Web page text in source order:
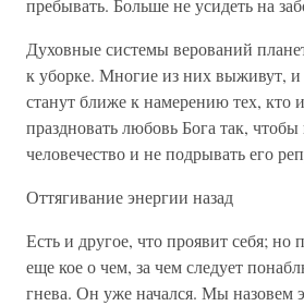
пребывать. Больше не усидеть на
Духовные системы верований
к уборке. Многие из них выживут, и
станут ближе к намерению тех, кто
праздновать любовь Бога так, чтобы
человечество и не подрывать его
Оттягивание энергии назад
Есть и другое, что проявит себя; но
еще кое о чем, за чем следует
гнева. Он уже начался. Мы назовем